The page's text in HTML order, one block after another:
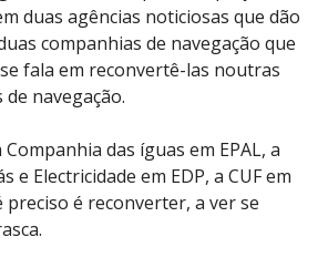
duas agências noticiosas que dão
companhias de navegação que
fala em reconvertê-las noutras
navegação.
das íguas em EPAL, a
e Electricidade em EDP, a CUF em
preciso é reconverter, a ver se